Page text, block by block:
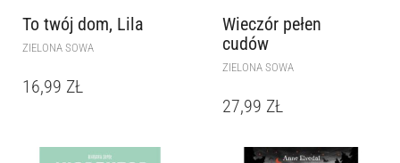
To twój dom, Lila
ZIELONA SOWA
16,99 ZŁ
Wieczór pełen
cudów
ZIELONA SOWA
27,99 ZŁ